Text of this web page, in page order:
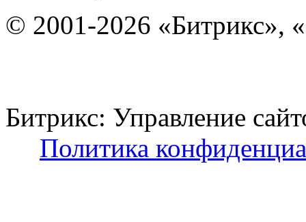
© 2001-2026 «Битрикс»,
Битрикс: Управление
Политика